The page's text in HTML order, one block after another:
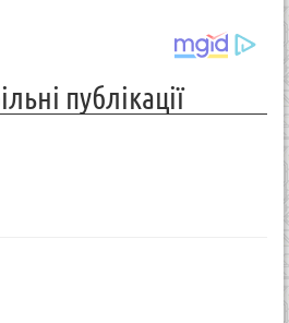
публікації